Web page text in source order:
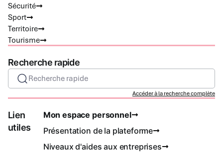
Sécurité
Sport
Territoire
Tourisme
Recherche rapide
Recherche rapide
Accéder à la recherche complète
Lien
utiles
Mon espace personnel
Présentation de la plateforme
Niveaux d'aides aux entreprises